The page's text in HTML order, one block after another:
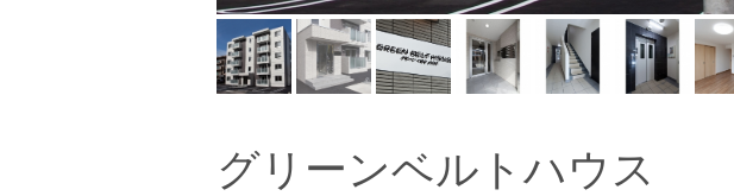
グリーンベルトハウス